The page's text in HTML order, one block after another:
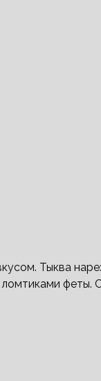
Тыква
феты.